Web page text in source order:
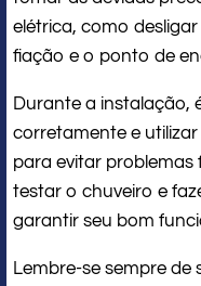
elétrica, como
fiação e o ponto de
Durante a instalação,
corretamente e
para evitar problemas
testar o chuveiro e
garantir seu bom
Lembre-se sempre de